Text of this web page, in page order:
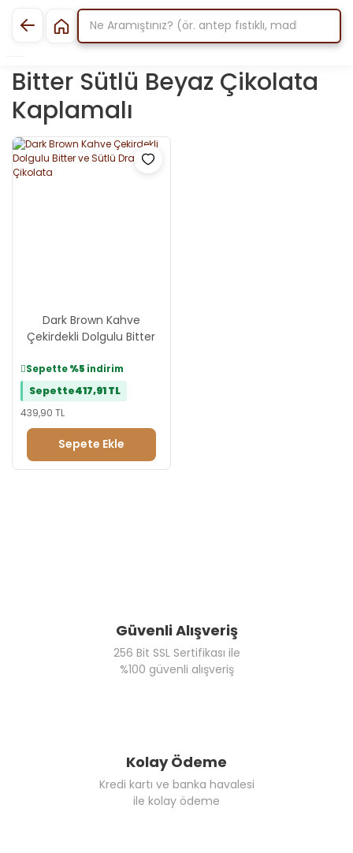
Bitter Sütlü Beyaz Çikolata
Kaplamalı
Dark Brown Kahve
Çekirdekli Dolgulu Bitter
Sepette%5 indirim
Sepette417,91 TL
439,90 TL
Sepete Ekle
Güvenli Alışveriş
256 Bit SSL Sertifikası ile
%100 güvenli alışveriş
Kolay Ödeme
Kredi kartı ve banka havalesi
ile kolay ödeme